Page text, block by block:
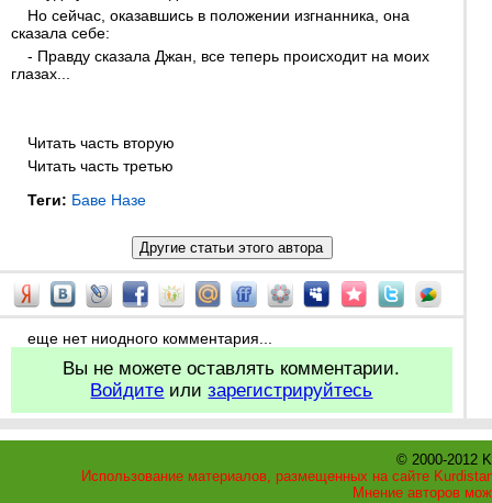
Но сейчас, оказавшись в положении изгнанника, она
сказала себе:
- Правду сказала Джан, все теперь происходит на моих
глазах...
Читать часть вторую
Читать часть третью
Теги: Баве Назе
еще нет ниодного комментария...
Вы не можете оставлять комментарии.
Войдите илизарегистрируйтесь
© 2000-2012
Использование материалов, размещенных на сайте
Мнение авторов